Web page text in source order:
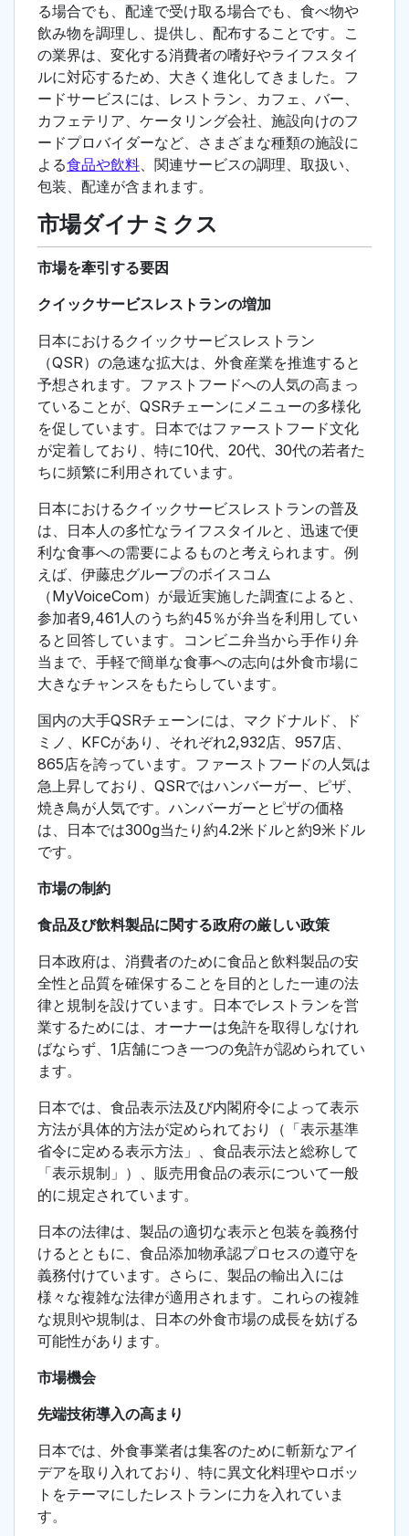
る場合でも、配達で受け取る場合でも、食べ物や
飲み物を調理し、提供し、配布することです。こ
の業界は、変化する消費者の嗜好やライフスタイ
ルに対応するため、大きく進化してきました。フ
ードサービスには、レストラン、カフェ、バー、
カフェテリア、ケータリング会社、施設向けのフ
ードプロバイダーなど、さまざまな種類の施設に
よる食品や飲料、関連サービスの調理、取扱い、
包装、配達が含まれます。
市場ダイナミクス
市場を牽引する要因
クイックサービスレストランの増加
日本におけるクイックサービスレストラン
（QSR）の急速な拡大は、外食産業を推進すると
予想されます。ファストフードへの人気の高まっ
ていることが、QSRチェーンにメニューの多様化
を促しています。日本ではファーストフード文化
が定着しており、特に10代、20代、30代の若者た
ちに頻繁に利用されています。
日本におけるクイックサービスレストランの普及
は、日本人の多忙なライフスタイルと、迅速で便
利な食事への需要によるものと考えられます。例
えば、伊藤忠グループのボイスコム
（MyVoiceCom）が最近実施した調査によると、
参加者9,461人のうち約45％が弁当を利用してい
ると回答しています。コンビニ弁当から手作り弁
当まで、手軽で簡単な食事への志向は外食市場に
大きなチャンスをもたらしています。
国内の大手QSRチェーンには、マクドナルド、ド
ミノ、KFCがあり、それぞれ2,932店、957店、
865店を誇っています。ファーストフードの人気は
急上昇しており、QSRではハンバーガー、ピザ、
焼き鳥が人気です。ハンバーガーとピザの価格
は、日本では300g当たり約4.2米ドルと約9米ドル
です。
市場の制約
食品及び飲料製品に関する政府の厳しい政策
日本政府は、消費者のために食品と飲料製品の安
全性と品質を確保することを目的とした一連の法
律と規制を設けています。日本でレストランを営
業するためには、オーナーは免許を取得しなけれ
ばならず、1店舗につき一つの免許が認められてい
ます。
日本では、食品表示法及び内閣府令によって表示
方法が具体的方法が定められており（「表示基準
省令に定める表示方法」、食品表示法と総称して
「表示規制」）、販売用食品の表示について一般
的に規定されています。
日本の法律は、製品の適切な表示と包装を義務付
けるとともに、食品添加物承認プロセスの遵守を
義務付けています。さらに、製品の輸出入には
様々な複雑な法律が適用されます。これらの複雑
な規則や規制は、日本の外食市場の成長を妨げる
可能性があります。
市場機会
先端技術導入の高まり
日本では、外食事業者は集客のために斬新なアイ
デアを取り入れており、特に異文化料理やロボッ
トをテーマにしたレストランに力を入れていま
す。